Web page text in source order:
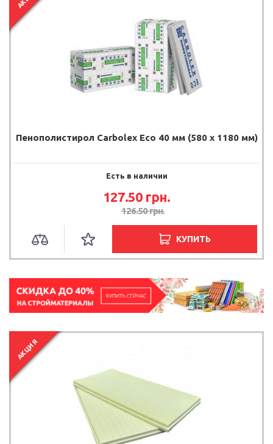
Пенополистирол Carbolex Eco 40 мм (580 х 1180 мм)
Есть в наличии
127.50 грн.
126.50грн.
КУПИТЬ
АКЦИЯ